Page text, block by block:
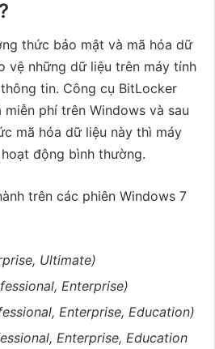
thức bảo mật và mã hóa dữ
vệ những dữ liệu trên máy tính
tin. Công cụ BitLocker
phí trên Windows và sau
mã hóa dữ liệu này thì máy
động bình thường.
trên các phiên Windows 7
Ultimate)
Enterprise)
Enterprise, Education)
Enterprise, Education